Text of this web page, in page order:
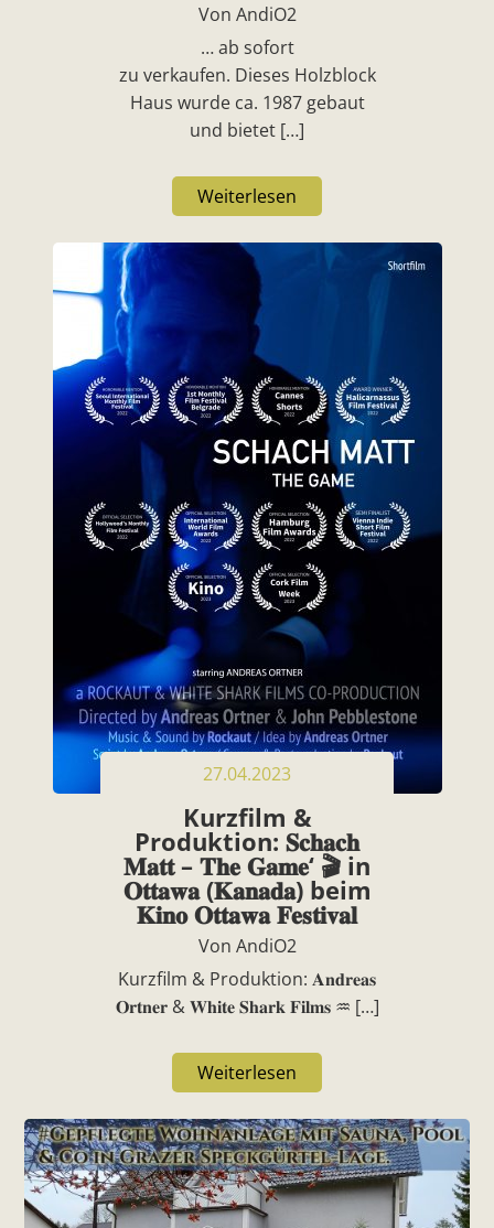
Von AndiO2
… ab sofort
zu verkaufen. Dieses Holzblock
Haus wurde ca. 1987 gebaut
und bietet […]
Weiterlesen
27.04.2023
Kurzfilm &
Produktion: 𝐒𝐜𝐡𝐚𝐜𝐡
𝐌𝐚𝐭𝐭 – 𝐓𝐡𝐞 𝐆𝐚𝐦𝐞‘ 🎬 in
𝐎𝐭𝐭𝐚𝐰𝐚 (𝐊𝐚𝐧𝐚𝐝𝐚) beim
𝐊𝐢𝐧𝐨 𝐎𝐭𝐭𝐚𝐰𝐚 𝐅𝐞𝐬𝐭𝐢𝐯𝐚𝐥
Von AndiO2
Kurzfilm & Produktion: 𝐀𝐧𝐝𝐫𝐞𝐚𝐬
𝐎𝐫𝐭𝐧𝐞𝐫 & 𝐖𝐡𝐢𝐭𝐞 𝐒𝐡𝐚𝐫𝐤 𝐅𝐢𝐥𝐦𝐬 ♒️ […]
Weiterlesen